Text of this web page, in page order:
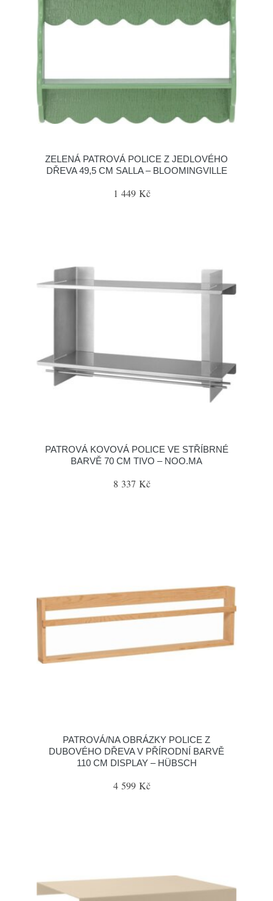
ZELENÁ PATROVÁ POLICE Z JEDLOVÉHO
DŘEVA 49,5 CM SALLA – BLOOMINGVILLE
1 449 Kč
PATROVÁ KOVOVÁ POLICE VE STŘÍBRNÉ
BARVĚ 70 CM TIVO – NOO.MA
8 337 Kč
PATROVÁ/NA OBRÁZKY POLICE Z
DUBOVÉHO DŘEVA V PŘÍRODNÍ BARVĚ
110 CM DISPLAY – HÜBSCH
4 599 Kč